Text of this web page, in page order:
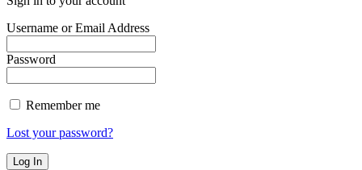
Username or Email Address
Password
Remember me
Lost your password?